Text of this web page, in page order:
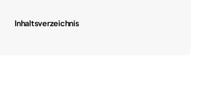
Inhaltsverzeichnis